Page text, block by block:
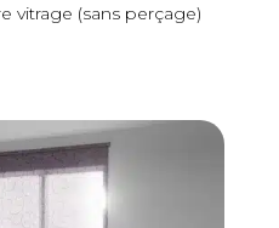
vitrage (sans perçage)